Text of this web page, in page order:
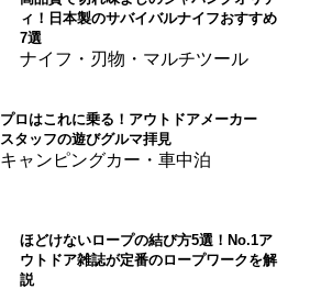
ィ！日本製のサバイバルナイフおすすめ
7選
ナイフ・刃物・マルチツール
プロはこれに乗る！アウトドアメーカー
スタッフの遊びグルマ拝見
キャンピングカー・車中泊
ほどけないロープの結び方5選！No.1ア
ウトドア雑誌が定番のロープワークを解
説